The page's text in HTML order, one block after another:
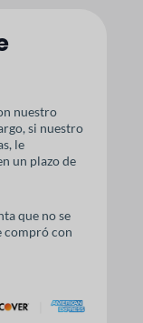
nuestro
si nuestro
le
un plazo de
que no se
compró con